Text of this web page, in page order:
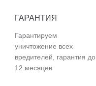
ГАРАНТИЯ
Гарантируем
уничтожение всех
вредителей, гарантия до
12 месяцев